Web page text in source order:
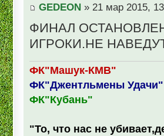
GEDEON » 21 мар 2015,
ФИНАЛ
ИГРОКИ.НЕ
ФК"Машук-КМВ"
ФК"Джентльмены Удачи"
ФК"Кубань"
"То, что нас не